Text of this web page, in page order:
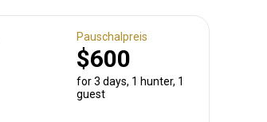
Pauschalpreis
$600
for 3 days, 1 hunter, 1
guest